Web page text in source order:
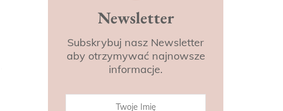
Newsletter
Subskrybuj nasz Newsletter
aby otrzymywać najnowsze
informacje.